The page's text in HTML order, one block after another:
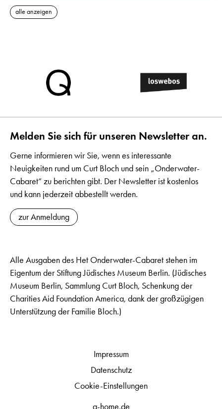
alle anzeigen
Melden Sie sich für unseren Newsletter an.
Gerne informieren wir Sie, wenn es interessante
Neuigkeiten rund um Curt Bloch und sein „Onderwater-
Cabaret“ zu berichten gibt. Der Newsletter ist kostenlos
und kann jederzeit abbestellt werden.
zur Anmeldung
Alle Ausgaben des Het Onderwater-Cabaret stehen im
Eigentum der Stiftung Jüdisches Museum Berlin. (Jüdisches
Museum Berlin, Sammlung Curt Bloch, Schenkung der
Charities Aid Foundation America, dank der großzügigen
Unterstützung der Familie Bloch.)
q-home.de
Impressum
Datenschutz
Cookie-Einstellungen